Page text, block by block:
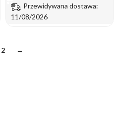
Przewidywana dostawa:
11/08/2026
2 →